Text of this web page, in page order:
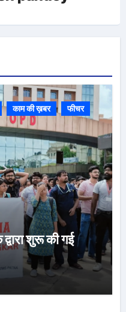
काम की ख़बर फीचर
शुरू की गई